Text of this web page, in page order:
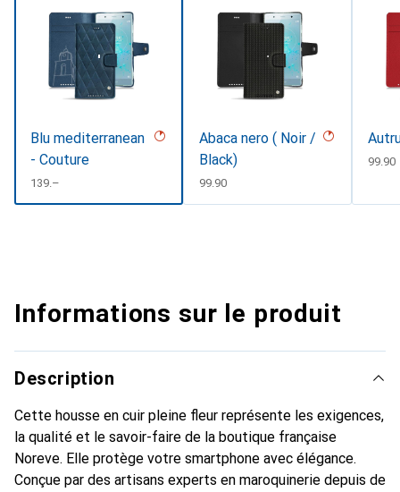
Blu mediterranean
- Couture
CHF
139.–
Abaca nero ( Noir /
Black)
CHF
99.90
CHF
99.90
Informations sur le produit
Description
Cette housse en cuir pleine fleur représente les exigences,
la qualité et le savoir-faire de la boutique française
Noreve. Elle protège votre smartphone avec élégance.
Conçue par des artisans experts en maroquinerie depuis de